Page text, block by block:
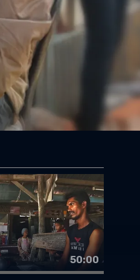
50:00